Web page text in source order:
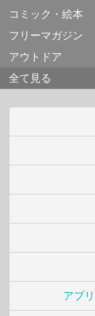
コミック・絵本
フリーマガジン
アウトドア
全て見る
アプ